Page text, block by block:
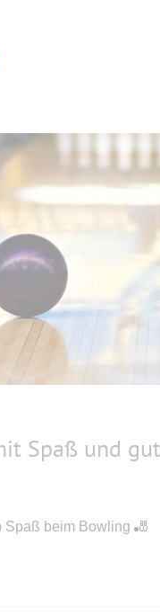
Spaß und
Spaß beim Bowling 🎳